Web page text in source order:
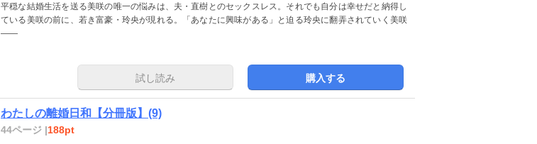
平穏な結婚生活を送る美咲の唯一の悩みは、夫・直樹とのセックスレス。それでも自分は幸せだと納得し
ている美咲の前に、若き富豪・玲央が現れる。「あなたに興味がある」と迫る玲央に翻弄されていく美咲
――
試し読み 購入する
わたしの離婚日和【分冊版】(9)
44ページ |188pt